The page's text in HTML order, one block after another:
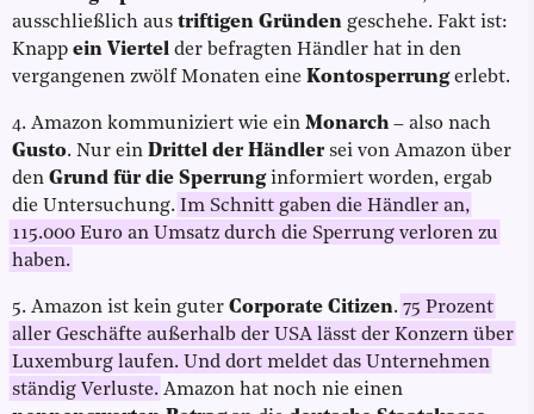
ausschließlich aus triftigen Gründen geschehe. Fakt ist:
Knapp ein Viertel der befragten Händler hat in den
vergangenen zwölf Monaten eine Kontosperrungerlebt.
4. Amazon kommuniziert wie ein Monarch – also nach
Gusto. Nur ein Drittel der Händlersei von Amazon über
den Grund für die Sperrunginformiert worden, ergab
die Untersuchung. Im Schnitt gaben die Händler an,
115.000 Euro an Umsatz durch die Sperrung verloren zu
haben.
5. Amazon ist kein guter Corporate Citizen. 75 Prozent
aller Geschäfte außerhalb der USA lässt der Konzern über
Luxemburg laufen. Und dort meldet das Unternehmen
ständig Verluste. Amazon hat noch nie einen